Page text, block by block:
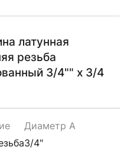
латунная
резьба
3/4"" х 3/4
Диаметр A
3/4"